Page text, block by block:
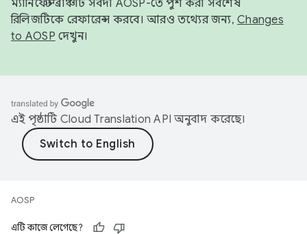
ম্যানিফেস্ট ব্রাঞ্চটি সর্বদা AOSP-তে পুশ করা সর্বশেষ
রিলিজটিকে রেফারেন্স করবে। আরও তথ্যের জন্য, Changes
to AOSP দেখুন।
এই পৃষ্ঠাটি Cloud Translation API অনুবাদ করেছে।
AOSP
এটি কাজে লেগেছে?